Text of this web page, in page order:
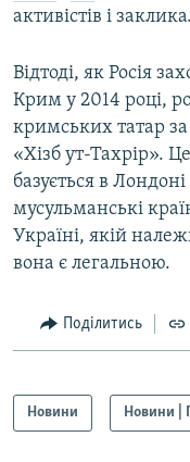
активістів і
Відтоді, як Росія
Крим у 2014 році,
кримських татар
«Хізб ут-Тахрір».
базується в Лондоні
мусульманські
Україні, якій
вона є легальною.
Поділитись
Новини Новини |